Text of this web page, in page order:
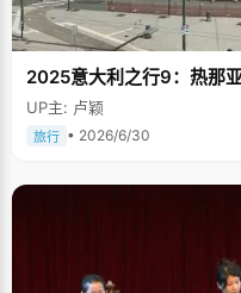
2025意大利之行9：热那
UP主: 卢颖
旅行 • 2026/6/30